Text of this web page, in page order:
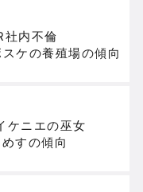
社内不倫
ケの養殖場の傾向
ケニエの巫女
すの傾向